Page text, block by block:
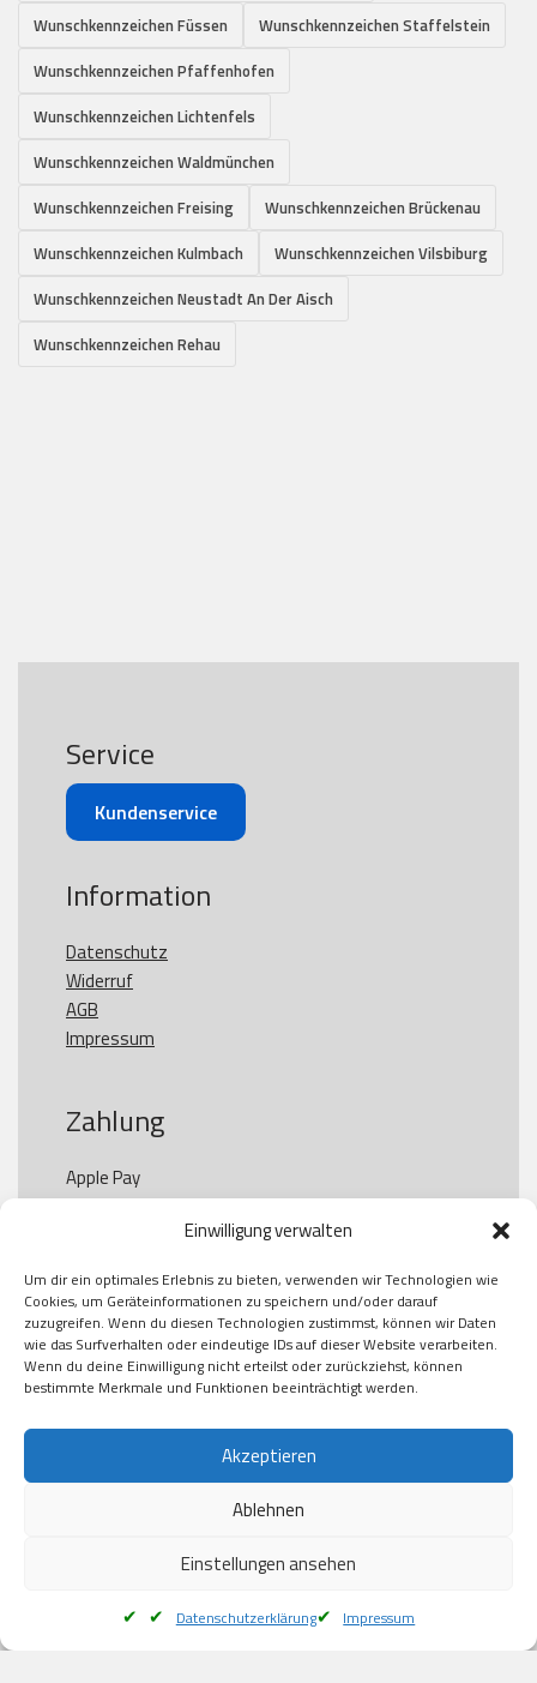
Einwilligung verwalten
Um dir ein optimales Erlebnis zu bieten, verwenden wir Technologien wie
Cookies, um Geräteinformationen zu speichern und/oder darauf
zuzugreifen. Wenn du diesen Technologien zustimmst, können wir Daten
wie das Surfverhalten oder eindeutige IDs auf dieser Website verarbeiten.
Wenn du deine Einwilligung nicht erteilst oder zurückziehst, können
bestimmte Merkmale und Funktionen beeinträchtigt werden.
Akzeptieren
Ablehnen
Einstellungen ansehen
Datenschutzerklärung Impressum
Wunschkennzeichen Füssen
Wunschkennzeichen Staffelstein
Wunschkennzeichen Pfaffenhofen
Wunschkennzeichen Lichtenfels
Wunschkennzeichen Waldmünchen
Wunschkennzeichen Freising
Wunschkennzeichen Brückenau
Wunschkennzeichen Kulmbach
Wunschkennzeichen Vilsbiburg
Wunschkennzeichen Neustadt An Der Aisch
Wunschkennzeichen Rehau
Service
Kundenservice
Information
Datenschutz
Widerruf
AGB
Impressum
Zahlung
Apple Pay
Paypal
Kauf auf Rechung
Klarna
American Express